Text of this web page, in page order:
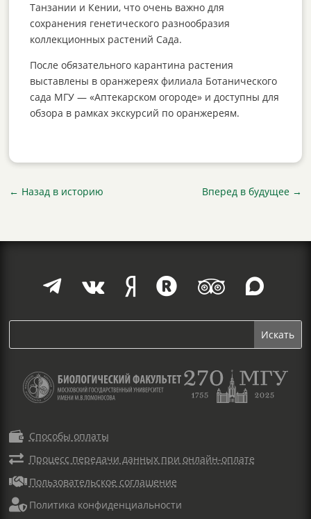
Танзании и Кении, что очень важно для
сохранения генетического разнообразия
коллекционных растений Сада.
После обязательного карантина растения
выставлены в оранжереях филиала Ботанического
сада МГУ — «Аптекарском огороде» и доступны для
обзора в рамках экскурсий по оранжереям.
← Назад в историю Вперед в будущее→
     
 Способы оплаты
 Процесс передачи данных при онлайн-оплате
 Пользовательское соглашение
 Политика конфиденциальности